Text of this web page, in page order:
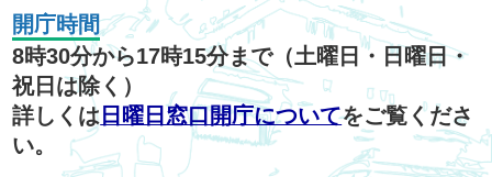
開庁時間
8時30分から17時15分まで（土曜日・日曜日・
祝日は除く）
詳しくは 日曜日窓口開庁についてをご覧くださ
い。